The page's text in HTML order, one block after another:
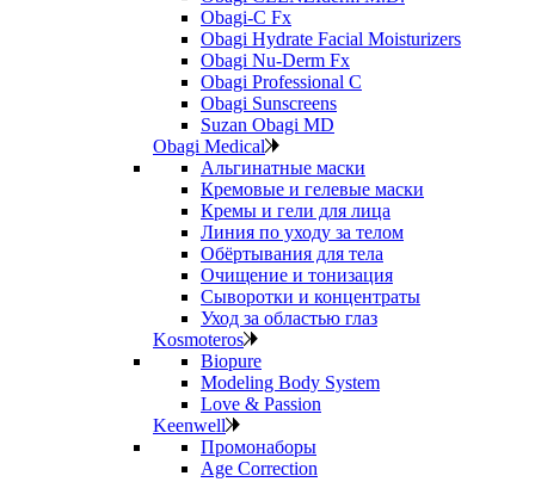
Obagi-C Fx
Obagi Hydrate Facial Moisturizers
Obagi Nu-Derm Fx
Obagi Professional C
Obagi Sunscreens
Suzan Obagi MD
Obagi Medical
Альгинатные маски
Кремовые и гелевые маски
Кремы и гели для лица
Линия по уходу за телом
Обёртывания для тела
Очищение и тонизация
Сыворотки и концентраты
Уход за областью глаз
Kosmoteros
Biopure
Modeling Body System
Love & Passion
Keenwell
Промонаборы
Age Correction